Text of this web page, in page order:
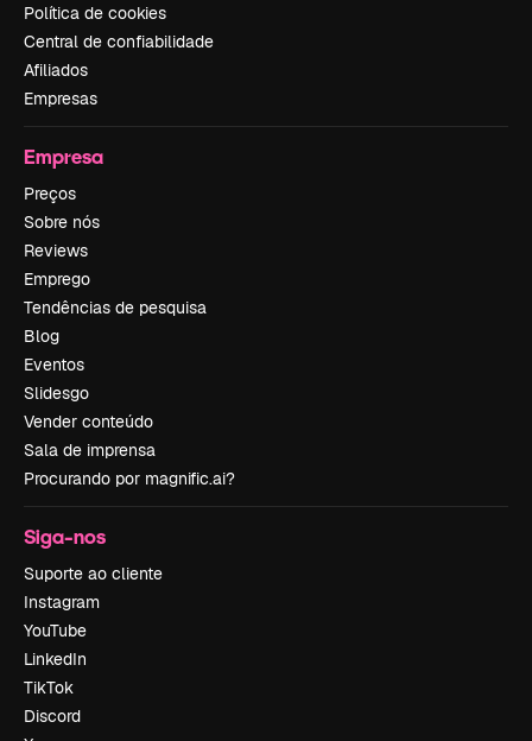
Política de cookies
Central de confiabilidade
Afiliados
Empresas
Empresa
Preços
Sobre nós
Reviews
Emprego
Tendências de pesquisa
Blog
Eventos
Slidesgo
Vender conteúdo
Sala de imprensa
Procurando por magnific.ai?
Siga-nos
Suporte ao cliente
Instagram
YouTube
LinkedIn
TikTok
Discord